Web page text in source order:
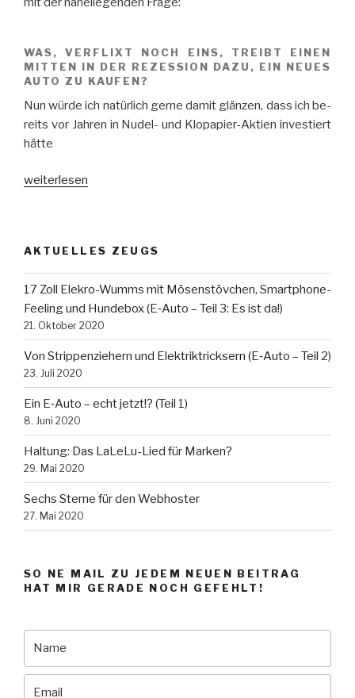
WAS, VER­FLIXT NOCH EINS, TREIBT EI­NEN
MIT­TEN IN DER RE­ZES­SION DAZU, EIN NEUES
AUTO ZU KAUFEN?
Nun würde ich na­tür­lich gerne da­mit glän­zen, dass ich be­
reits vor Jah­ren in Nu­del- und Klo­pa­pier-Ak­tien in­ves­tiert
hätte
„Ein
jetzt!?
(Teil 1)“
weiterlesen
AK­TU­EL­LES ZEUGS
17 Zoll Ele­kro-Wumms mit Mö­sen­stöv­chen, Smart­phone-
Fee­ling und Hun­de­box (E‑Auto – Teil 3: Es ist da!)
21. Oktober 2020
Von Strip­pen­zie­hern und Elektrik­trick­sern (E‑Auto – Teil 2)
23. Juli 2020
Ein E‑Auto – echt jetzt!? (Teil 1)
8. Juni 2020
Hal­tung: Das La­LeLu-Lied für Marken?
29. Mai 2020
Sechs Sterne für den Webhoster
27. Mai 2020
SO NE MAIL ZU JE­DEM NEUEN BEI­TRAG
HAT MIR GE­RADE NOCH GEFEHLT!